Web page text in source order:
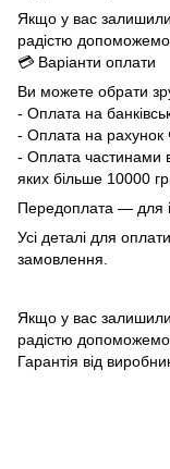
Якщо у вас
радістю
💳 Варіанти оплати
Ви можете обрати
- Оплата на
- Оплата на
- Оплата частинами
яких більше 10000
Передоплата — для
Усі деталі для
замовлення.
Якщо у вас
радістю
Гарантія від